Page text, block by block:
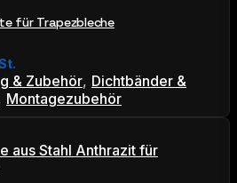
für Trapezbleche
& Zubehör, Dichtbänder &
Montagezubehör